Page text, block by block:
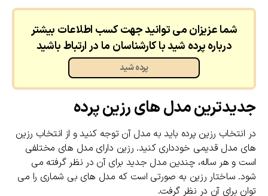
شما عزیزان می توانید جهت کسب اطلاعات بیشتر
درباره پرده شید با کارشناسان ما در ارتباط باشید
پرده شید
جدیدترین مدل های رزین پرده
در انتخاب رزین پرده باید به مدل آن توجه کنید و از انتخاب رزین
های مدل قدیمی خودداری کنید. رزین دارای مدل های مختلفی
است و هر ساله، چندین مدل جدید برای آن در نظر گرفته می
شود. ساختار رزین به صورتی است که مدل های بی شماری را می
توان برای آن در نظر گرفت.